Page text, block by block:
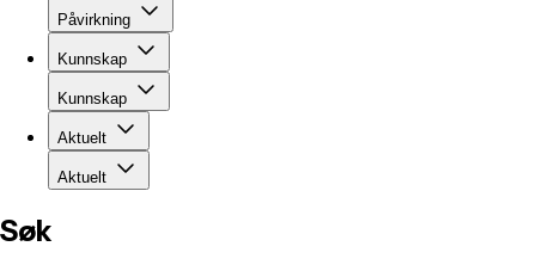
Påvirkning
Kunnskap
Kunnskap
Aktuelt
Aktuelt
Søk